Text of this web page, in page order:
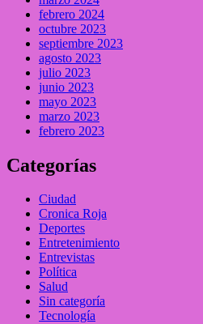
febrero 2024
octubre 2023
septiembre 2023
agosto 2023
julio 2023
junio 2023
mayo 2023
marzo 2023
febrero 2023
Categorías
Ciudad
Cronica Roja
Deportes
Entretenimiento
Entrevistas
Política
Salud
Sin categoría
Tecnología